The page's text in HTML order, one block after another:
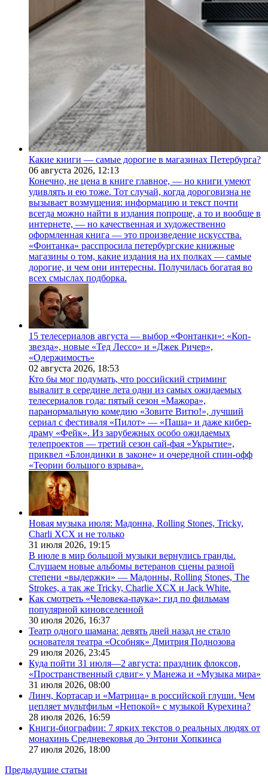
Какие книги — самые дорогие в магазинах Петербурга?
06 августа 2026, 12:13
Конечно, не цена в книге главное, — но книги умеют
удивлять и ею тоже. Тот случай, когда дороговизна не
вызывает возмущения: информацию и текст почти
всегда можно найти в издания попроще, а то и вообще в
интернете, — но качественная и художественно
оформленная книга — это произведение искусства.
«Фонтанка» расспросила петербургские книжные
магазины о том, какие издания на их полках — самые
дорогие, и чем они интересны. Получилась богатая во
всех смыслах подборка.
15 телесериалов августа — выбор «Фонтанки»: «Коп-
звезда», новые «Тед Лессо» и «Джек Ричер»,
«Одержимость»
02 августа 2026, 18:53
Кто бы мог подумать, что российский стриминг
вывалит в середине лета одни из самых ожидаемых
телесериалов года: пятый сезон «Мажора»,
паранормальную комедию «Зовите Витю!», лучший
сериал с фестиваля «Пилот» — «Паша» и даже кибер-
драму «Фейк». Из зарубежных особо ожидаемых
телепроектов — третий сезон сай-фая «Укрытие»,
приквел «Блондинки в законе» и очередной спин-офф
«Теории большого взрыва».
Новая музыка июля: Мадонна, Rolling Stones, Tricky,
Charli XCX и не только
31 июля 2026, 19:15
В июле в мир большой музыки вернулись гранды.
Слушаем новые альбомы ветеранов сцены разной
степени «выдержки» — Мадонны, Rolling Stones, The
Strokes, а так же Tricky, Charlie XCX и Jack White.
Как смотреть «Человека-паука»: гид по фильмам
популярной киновселенной
30 июля 2026, 16:37
Театр одного шамана: девять дней назад не стало
основателя театра «Особняк» Дмитрия Поднозова
29 июля 2026, 23:45
Куда пойти 31 июля—2 августа: праздник флоксов,
«Пространственный сдвиг» у Манежа и «Музыка мира»
31 июля 2026, 08:00
Линч, Кортасар и «Матрица» в российской глуши. Чем
цепляет мультфильм «Непокой» с музыкой Курехина?
28 июля 2026, 16:59
Книги-биографии: 7 ярких текстов о реальных людях от
монахинь Средневековья до Энтони Хопкинса
27 июля 2026, 18:00
Предыдущие статьи